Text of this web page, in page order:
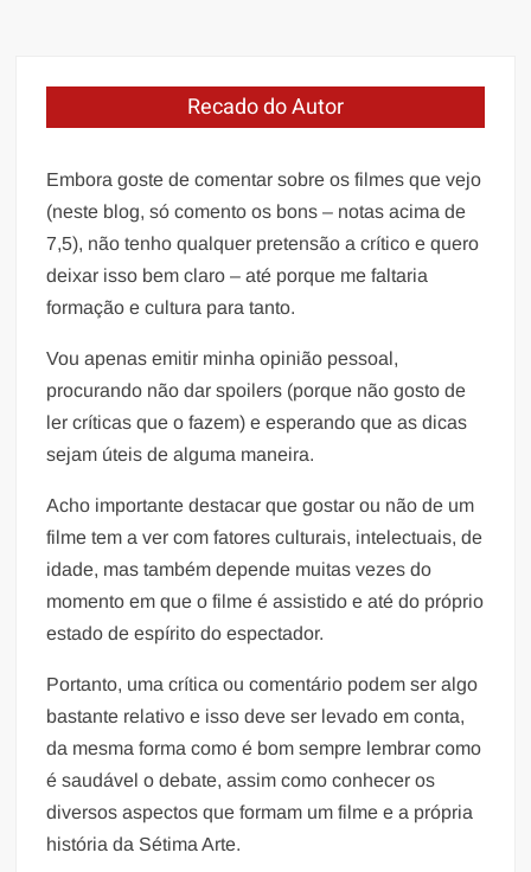
Recado do Autor
Embora goste de comentar sobre os filmes que vejo
(neste blog, só comento os bons – notas acima de
7,5), não tenho qualquer pretensão a crítico e quero
deixar isso bem claro – até porque me faltaria
formação e cultura para tanto.
Vou apenas emitir minha opinião pessoal,
procurando não dar spoilers (porque não gosto de
ler críticas que o fazem) e esperando que as dicas
sejam úteis de alguma maneira.
Acho importante destacar que gostar ou não de um
filme tem a ver com fatores culturais, intelectuais, de
idade, mas também depende muitas vezes do
momento em que o filme é assistido e até do próprio
estado de espírito do espectador.
Portanto, uma crítica ou comentário podem ser algo
bastante relativo e isso deve ser levado em conta,
da mesma forma como é bom sempre lembrar como
é saudável o debate, assim como conhecer os
diversos aspectos que formam um filme e a própria
história da Sétima Arte.